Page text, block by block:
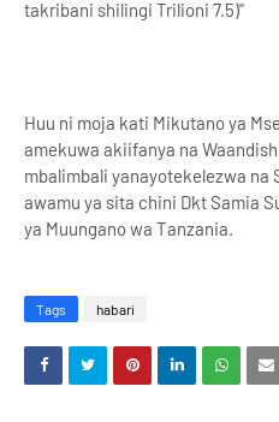
takribani shilingi Trilioni 7.5)"
Huu ni moja kati Mikutano ya
amekuwa akiifanya na
mbalimbali yanayotekelezwa na
awamu ya sita chini Dkt Samia
ya Muungano wa Tanzania.
Tags habari